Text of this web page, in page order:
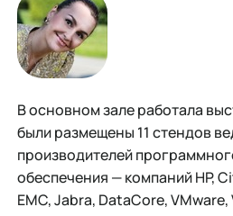
В основном зале работала
были размещены 11 стендов
производителей
обеспечения — компаний HP,
EMC, Jabra, DataCore,